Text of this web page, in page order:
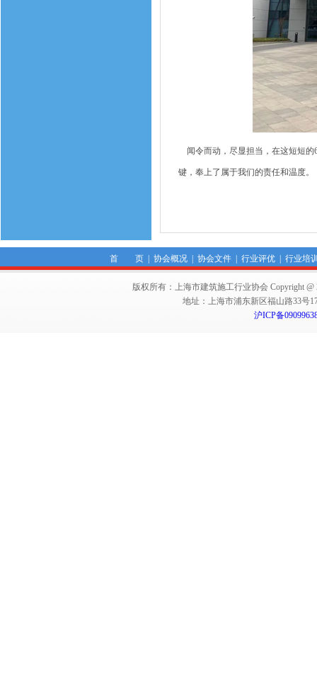
闻令而动，尽显担当，在这短短的
键，奉上了属于我们的责任和温度。
首 页| 协会概况| 协会文件| 行业评优| 行业培
版权所有：上海市建筑施工行业协会 Copyright @
地址：上海市浦东新区福山路33号
沪ICP备